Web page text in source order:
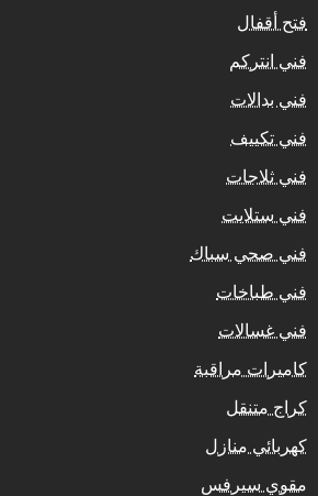
فتح أقفال
فني انتركم
فني بدالات
فني تكييف
فني ثلاجات
فني ستلايت
فني صحي سباك
فني طباخات
فني غسالات
كاميرات مراقبة
كراج متنقل
كهربائي منازل
مقوي سيرفس